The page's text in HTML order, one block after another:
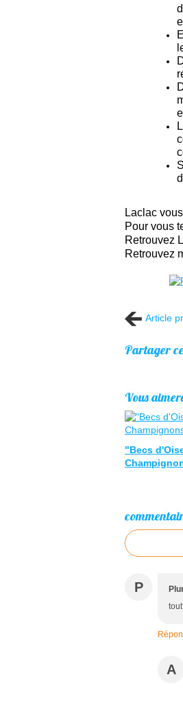
Laclac
Pour vous
Retrouvez
Retrouvez
Article
Partager
Vous
"Becs
P
A